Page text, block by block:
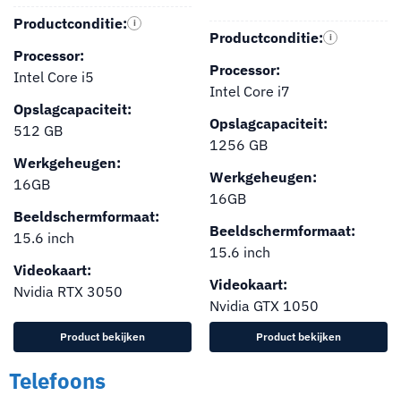
Productconditie: i
Processor:
Intel Core i5
Opslagcapaciteit:
512 GB
Werkgeheugen:
16GB
Beeldschermformaat:
15.6 inch
Videokaart:
Nvidia RTX 3050
Product bekijken
Productconditie: i
Processor:
Intel Core i7
Opslagcapaciteit:
1256 GB
Werkgeheugen:
16GB
Beeldschermformaat:
15.6 inch
Videokaart:
Nvidia GTX 1050
Product bekijken
Telefoons